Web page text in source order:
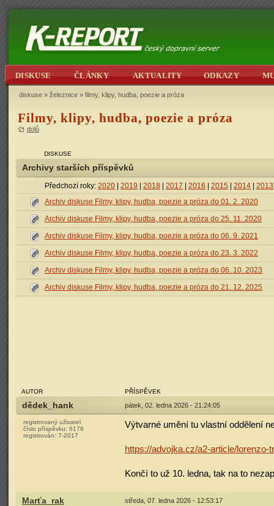
DISKUSE ČLÁNKY AKTUALITY ODKAZY
diskuse » železnice » filmy, klipy, hudba, poezie a próza
Filmy, klipy, hudba, poezie a próza
dolů
DISKUSE
Archivy starších příspěvků
Předchozí roky: 2020 2019 2018 2017 2016 2015 2014 2013
Archiv diskuse Filmy, klipy, hudba, poezie a próza do 01. 2. 2020
Archiv diskuse Filmy, klipy, hudba, poezie a próza do 25. 11. 2020
Archiv diskuse Filmy, klipy, hudba, poezie a próza do 06. 9. 2021
Archiv diskuse Filmy, klipy, hudba, poezie a próza do 23. 3. 2022
Archiv diskuse Filmy, klipy, hudba, poezie a próza do 06. 10. 2023
Archiv diskuse Filmy, klipy, hudba, poezie a próza do 21. 12. 2025
AUTOR PŘÍSPĚVEK
dědek_hank pátek, 02. ledna 2026 - 21:24:05
registrovaný uživatel
číslo příspěvku: 6176
registrován: 7-2017
Výtvarné umění tu vlastní oddělení
https://advojka.cz/a2-article/lorenzo-
Končí to už 10. ledna, tak na to
Marťa_rak středa, 07. ledna 2026 - 12:53:17